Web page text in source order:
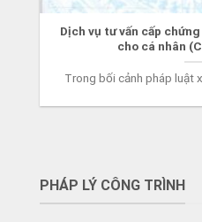
Dịch vụ tư vấn cấp
cho cá nhân
Trong bối cảnh pháp luật
PHÁP LÝ CÔNG TRÌNH